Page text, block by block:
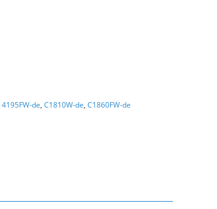
4195FW-de, C1810W-de, C1860FW-de